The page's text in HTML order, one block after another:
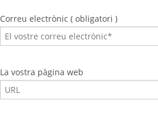
Correu electrònic ( obligatori )
La vostra pàgina web